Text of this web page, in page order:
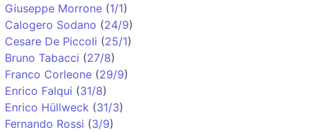
Giuseppe Morrone (1/1)
Calogero Sodano (24/9)
Cesare De Piccoli (25/1)
Bruno Tabacci (27/8)
Franco Corleone (29/9)
Enrico Falqui (31/8)
Enrico Hüllweck (31/3)
Fernando Rossi (3/9)